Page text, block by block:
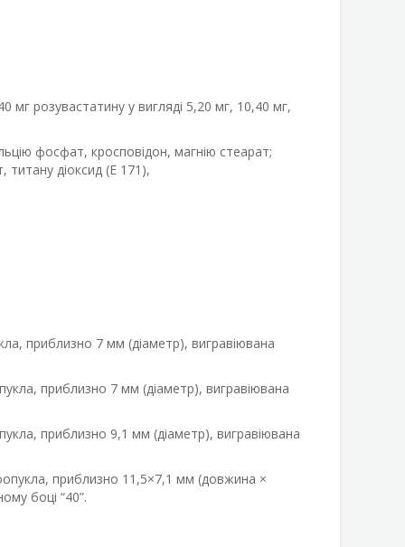
розувастатину у вигляді 5,20 мг, 10,40 мг,
фосфат, кросповідон, магнію стеарат;
титану діоксид (Е 171),
приблизно 7 мм (діаметр), вигравіювана
приблизно 7 мм (діаметр), вигравіювана
приблизно 9,1 мм (діаметр), вигравіювана
приблизно 11,5×7,1 мм (довжина ×
боці “40”.